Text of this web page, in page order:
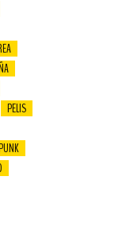
PELIS